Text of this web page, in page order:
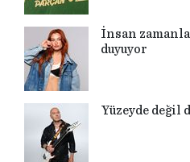
İnsan
duyuyor
Yüzeyde değil